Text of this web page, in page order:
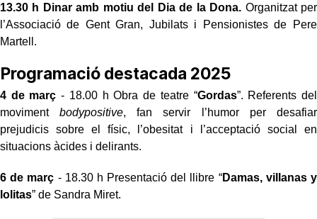
13.30 h Dinar amb motiu del Dia de la Dona. Organitzat per
l’Associació de Gent Gran, Jubilats i Pensionistes de Pere
Martell.
Programació destacada 2025
4 de març - 18.00 h Obra de teatre “Gordas”. Referents del
movimentbodypositive, fan servir l’humor per desafiar
prejudicis sobre el físic, l’obesitat i l’acceptació social en
situacions àcides i delirants.
6 de març - 18.30 h Presentació del llibre “Damas, villanas y
lolitas” de Sandra Miret.